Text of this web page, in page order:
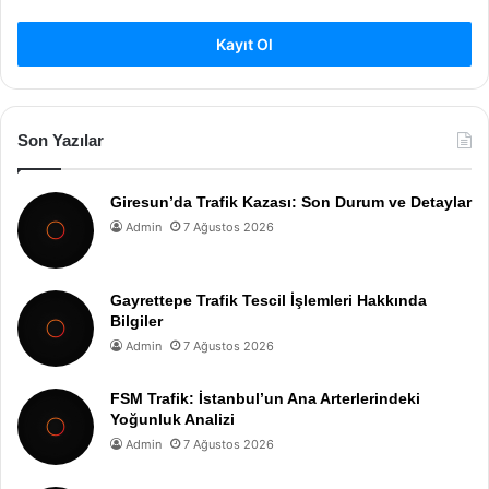
Kayıt Ol
Son Yazılar
Giresun’da Trafik Kazası: Son Durum ve Detaylar
Admin 7 Ağustos 2026
Gayrettepe Trafik Tescil İşlemleri Hakkında
Bilgiler
Admin 7 Ağustos 2026
FSM Trafik: İstanbul’un Ana Arterlerindeki
Yoğunluk Analizi
Admin 7 Ağustos 2026